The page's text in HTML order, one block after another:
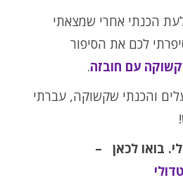
הכנתי אחרי שמצאתי
לכם את הסיפור
עם חובזה.
והכנתי שקשוקה, עברתי
בואו לכאן –